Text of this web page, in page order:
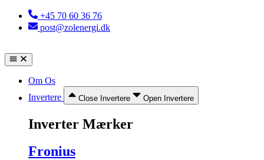
Videre
+45 70 60 36 76
post@zolenergi.dk
Om Os
Invertere
Close Invertere Open Invertere
Inverter Mærker
Fronius